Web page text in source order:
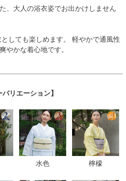
、大人の浴衣姿でお出かけしません
としても楽しめます。 軽やかで通風性
やかな着心地です。
バリエーション】
水色 檸檬